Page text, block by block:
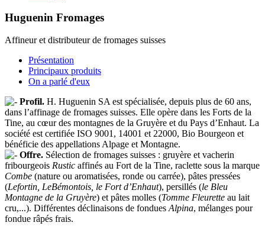
Huguenin Fromages
Affineur et distributeur de fromages suisses
Présentation
Principaux produits
On a parlé d'eux
Profil. H. Huguenin SA est spécialisée, depuis plus de 60 ans,
dans l’affinage de fromages suisses. Elle opère dans les Forts de la
Tine, au cœur des montagnes de la Gruyère et du Pays d’Enhaut. La
société est certifiée ISO 9001, 14001 et 22000, Bio Bourgeon et
bénéficie des appellations Alpage et Montagne.
Offre. Sélection de fromages suisses : gruyère et vacherin
fribourgeois Rustic affinés au Fort de la Tine, raclette sous la marque
Combe (nature ou aromatisées, ronde ou carrée), pâtes pressées
(Lefortin, LeBémontois, le Fort d’Enhaut), persillés (le Bleu
Montagne de la Gruyère) et pâtes molles (Tomme Fleurette au lait
cru,...). Différentes déclinaisons de fonduesAlpina, mélanges pour
fondue râpés frais.